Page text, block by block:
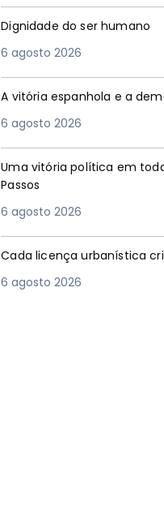
Dignidade do ser humano
6 agosto 2026
A vitória espanhola e a
6 agosto 2026
Uma vitória política em
Passos
6 agosto 2026
Cada licença urbanística
6 agosto 2026